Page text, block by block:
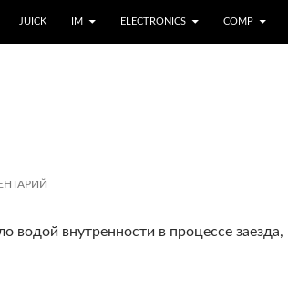
JUICK IM ELECTRONICS COMP
внутренности в процессе заезда,